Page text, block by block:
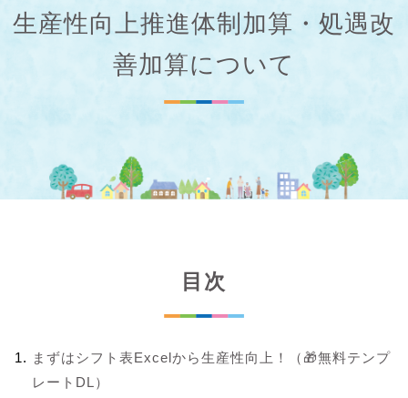
生産性向上推進体制加算・処遇改
善加算について
目次
まずはシフト表Excelから生産性向上！（🎁無料テンプ
レートDL）